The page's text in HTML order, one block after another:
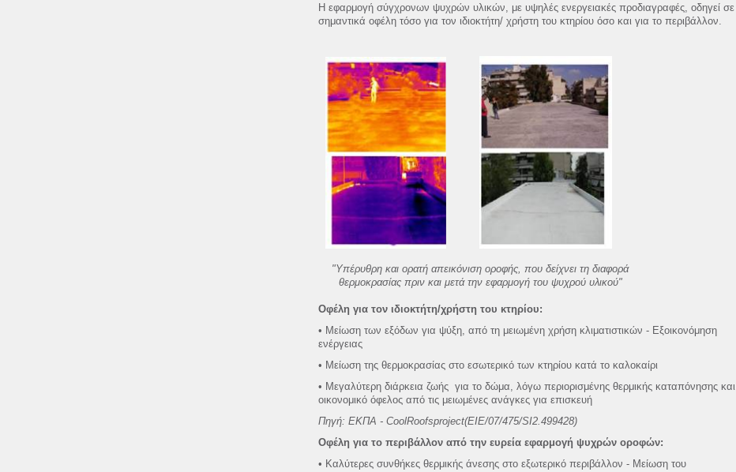
Η εφαρμογή σύγχρονων ψυχρών υλικών, με υψηλές ενεργειακές προδιαγραφές, οδηγεί σε
σημαντικά οφέλη τόσο για τον ιδιοκτήτη/ χρήστη του κτηρίου όσο και για το περιβάλλον.
"Υπέρυθρη και ορατή απεικόνιση οροφής, που δείχνει τη διαφορά
θερμοκρασίας πριν και μετά την εφαρμογή του ψυχρού υλικού"
Οφέλη για τον ιδιοκτήτη/χρήστη του κτηρίου:
• Μείωση των εξόδων για ψύξη, από τη μειωμένη χρήση κλιματιστικών - Εξοικονόμηση
ενέργειας
• Μείωση της θερμοκρασίας στο εσωτερικό των κτηρίου κατά το καλοκαίρι
• Μεγαλύτερη διάρκεια ζωής για το δώμα, λόγω περιορισμένης θερμικής καταπόνησης και
οικονομικό όφελος από τις μειωμένες ανάγκες για επισκευή
Πηγή: ΕΚΠΑ - CoolRoofsproject(EIE/07/475/SI2.499428)
Οφέλη για το περιβάλλον από την ευρεία εφαρμογή ψυχρών οροφών:
• Καλύτερες συνθήκες θερμικής άνεσης στο εξωτερικό περιβάλλον - Μείωση του